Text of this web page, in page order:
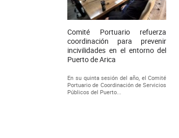
Comité Portuario refuerza
coordinación para prevenir
incivilidades en el entorno del
Puerto de Arica
En su quinta sesión del año, el Comité
Portuario de Coordinación de Servicios
Públicos del Puerto...